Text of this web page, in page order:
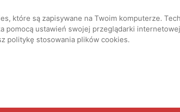
które są zapisywane na Twoim komputerze.
pomocą ustawień swojej przeglądarki
politykę stosowania plików cookies.